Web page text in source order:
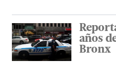
años
Bronx